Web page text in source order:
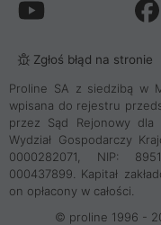
Zgłoś błąd na stronie
Proline SA z siedzibą w
wpisana do rejestru
przez Sąd Rejonowy dla
Wydział Gospodarczy
0000282071, NIP:
000437899. Kapitał
on opłacony w całości.
© proline 1996 -